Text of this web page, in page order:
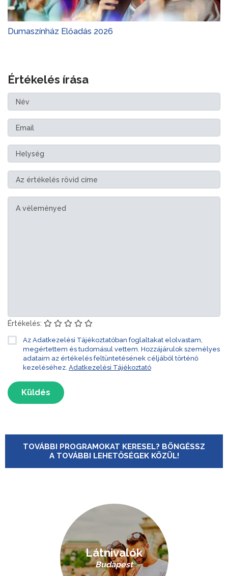
Dumaszínház Előadás 2026
Értékelés írása
Értékelés:
Az Adatkezelési Tájékoztatóban foglaltakat elolvastam,
megértettem és tudomásul vettem. Hozzájárulok személyes
adataim az értékelés feltüntetésének céljából történő
kezeléséhez. Adatkezelési Tájékoztató
Küldés
TOVÁBBI PROGRAMOKAT KERESEL? BÖNGÉSSZ
A TOVÁBBI LEHETŐSÉGEK KÖZÜL!
Látnivalók
Budapest